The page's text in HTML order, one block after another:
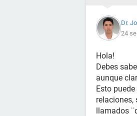
Dr.
24
Hola!
Debes
aunque
Esto
relaciones,
llamados